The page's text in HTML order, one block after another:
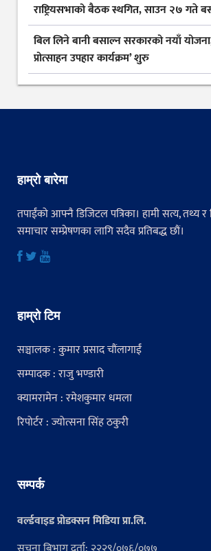
राष्ट्रियसभाको बैठक स्थगित, साउन २७ गते
बिल लिने बानी बसाल्न सरकारको नयाँ
प्रोत्साहन उपहार कार्यक्रम’ शुरु
हाम्रो बारेमा
तपाईंको आफ्नै डिजिटल पत्रिका। हामी सत्य, तथ्य र
समाचार सम्प्रेषणका लागि सदैव प्रतिबद्ध छौं।
हाम्रो टिम
सञ्चालक : कुमार प्रसाद चौंलागाईं
सम्पादक : राजु भण्डारी
क्यामरामेन : रमेशकुमार धमला
रिपोर्टर : ज्योत्सना सिंह ठकुरी
सम्पर्क
वर्ल्डवाइड प्रोडक्सन मिडिया प्रा.लि.